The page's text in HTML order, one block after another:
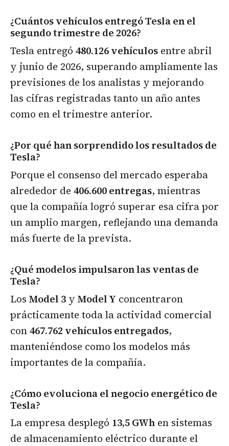
¿Cuántos vehículos entregó Tesla en el
segundo trimestre de 2026?
Tesla entregó 480.126 vehículos entre abril
y junio de 2026, superando ampliamente las
previsiones de los analistas y mejorando
las cifras registradas tanto un año antes
como en el trimestre anterior.
¿Por qué han sorprendido los resultados de
Tesla?
Porque el consenso del mercado esperaba
alrededor de 406.600 entregas, mientras
que la compañía logró superar esa cifra por
un amplio margen, reflejando una demanda
más fuerte de la prevista.
¿Qué modelos impulsaron las ventas de
Tesla?
Los Model 3 y Model Y concentraron
prácticamente toda la actividad comercial
con467.762 vehículos entregados,
manteniéndose como los modelos más
importantes de la compañía.
¿Cómo evoluciona el negocio energético de
Tesla?
La empresa desplegó 13,5 GWh en sistemas
de almacenamiento eléctrico durante el